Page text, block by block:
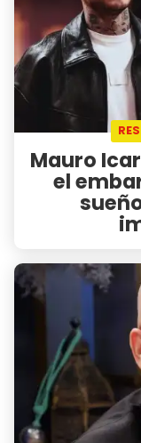
Mauro
el